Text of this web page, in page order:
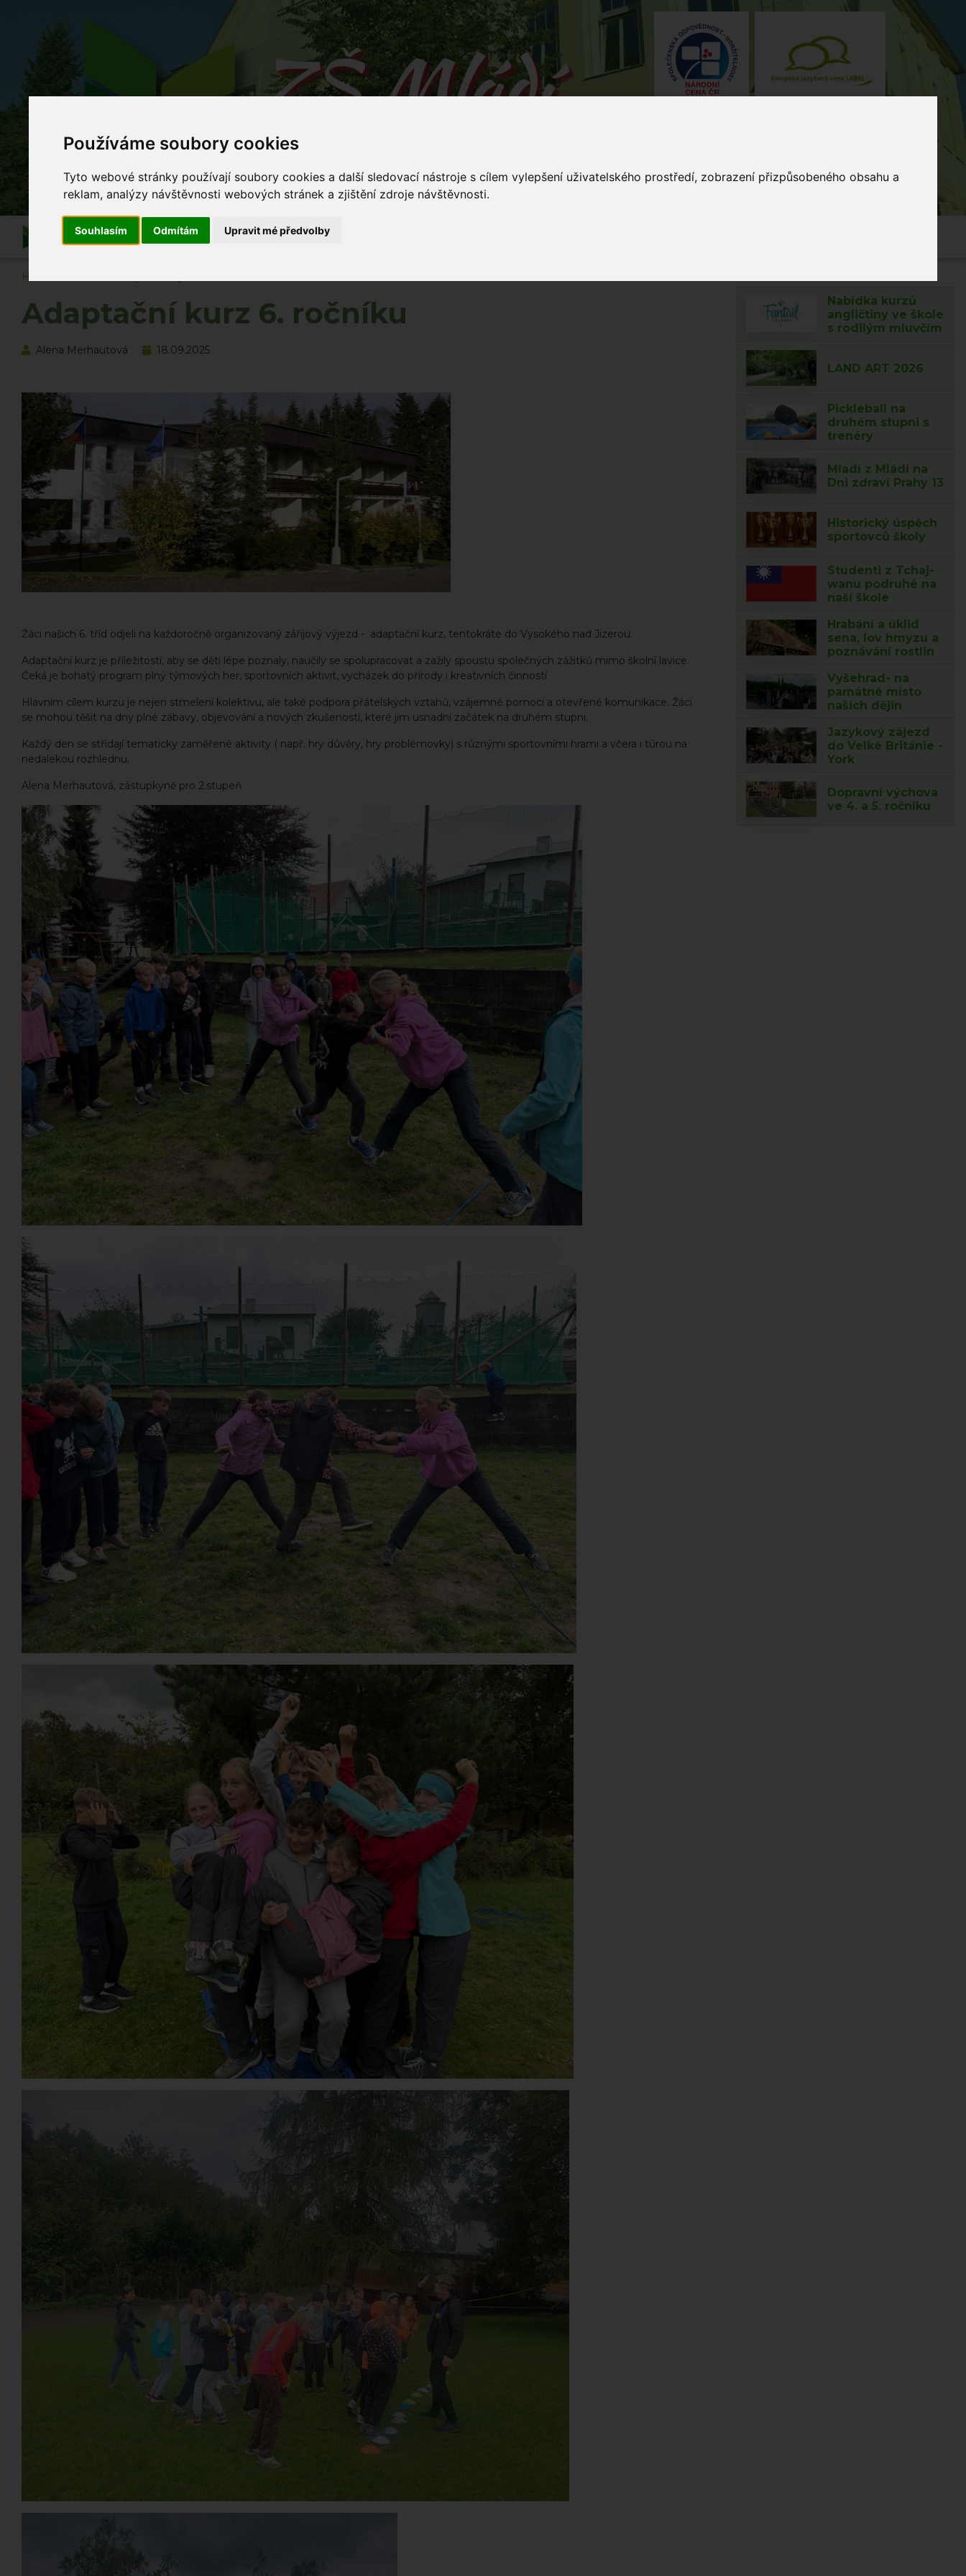
Používáme soubory cookies
Tyto webové stránky používají soubory cookies a další sledovací nástroje s cílem vylepšení uživatelského prostředí, zobrazení přizpůsobeného obsahu a
reklam, analýzy návštěvnosti webových stránek a zjištění zdroje návštěvnosti.
Souhlasím Odmítám Upravit mé předvolby
ZŠ Mládí
Co se v Mládí naučíš...
Informace O škole Akce školy Po vyučování
Hlavní strana
Adaptační kurz 6. ročníku
Alena Merhautová 18.09.2025
Žáci našich 6. tříd odjeli na každoročně organizovaný zářijový výjezd - adaptační kurz, tentokráte do Vysokého nad Jizerou.
Adaptační kurz je příležitostí, aby se děti lépe poznaly, naučily se spolupracovat a zažily spoustu společných zážitků mimo školní lavice.
Čeká je bohatý program plný týmových her, sportovních aktivit, vycházek do přírody i kreativních činností.
Hlavním cílem kurzu je nejen stmelení kolektivu, ale také podpora přátelských vztahů, vzájemné pomoci a otevřené komunikace. Žáci
se mohou těšit na dny plné zábavy, objevování a nových zkušeností, které jim usnadní začátek na druhém stupni.
Každý den se střídají tematicky zaměřené aktivity ( např. hry důvěry, hry problémovky) s různými sportovními hrami a včera i túrou na
nedalekou rozhlednu.
Alena Merhautová, zástupkyně pro 2.stupeň
Nabídka kurzů
angličtiny ve škole
s rodilým mluvčím
LAND ART 2026
Pickleball na
druhém stupni s
trenéry
Mladí z Mládí na
Dni zdraví Prahy 13
Historický úspěch
sportovců školy
Studenti z Tchaj-
wanu podruhé na
naší škole
Hrabání a úklid
sena, lov hmyzu a
poznávání rostlin
Vyšehrad- na
památné místo
našich dějin
Jazykový zájezd
do Velké Británie -
York
Dopravní výchova
ve 4. a 5. ročníku